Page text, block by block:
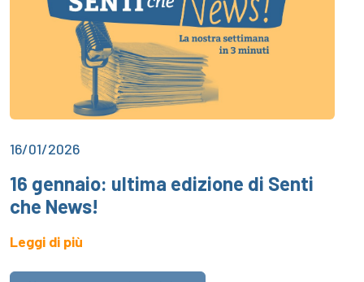
16/01/2026
16 gennaio: ultima edizione di Senti
che News!
Leggi di più